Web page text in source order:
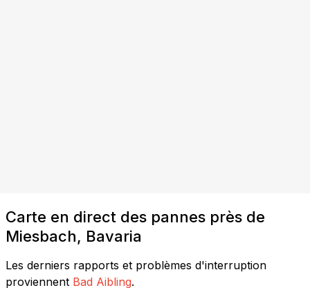
Carte en direct des pannes près de
Miesbach, Bavaria
Les derniers rapports et problèmes d'interruption
proviennent Bad Aibling.